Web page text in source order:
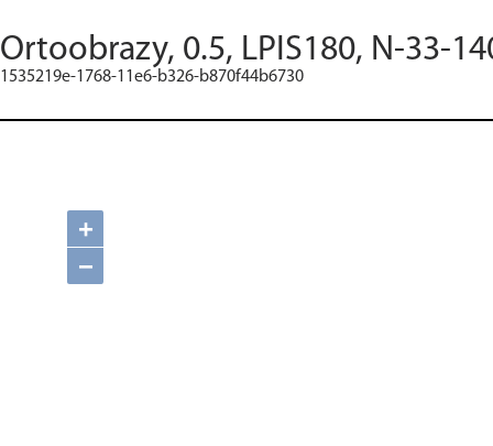
Ortoobrazy, 0.5, LPIS180, N-33-
1535219e-1768-11e6-b326-b870f44b6730
+
−